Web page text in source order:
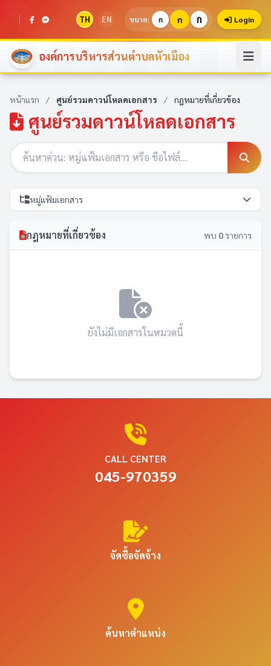
TH EN ขนาด: ก ก ก Login
องค์การบริหารส่วนตำบลหัวเมือง
หน้าแรก / ศูนย์รวมดาวน์โหลดเอกสาร / กฎหมายที่เกี่ยวข้อง
ศูนย์รวมดาวน์โหลดเอกสาร
หมู่แฟ้มเอกสาร
กฎหมายที่เกี่ยวข้อง พบ 0 รายการ
ยังไม่มีเอกสารในหมวดนี้
CALL CENTER
045-970359
จัดซื้อจัดจ้าง
ค้นหาตำแหน่ง